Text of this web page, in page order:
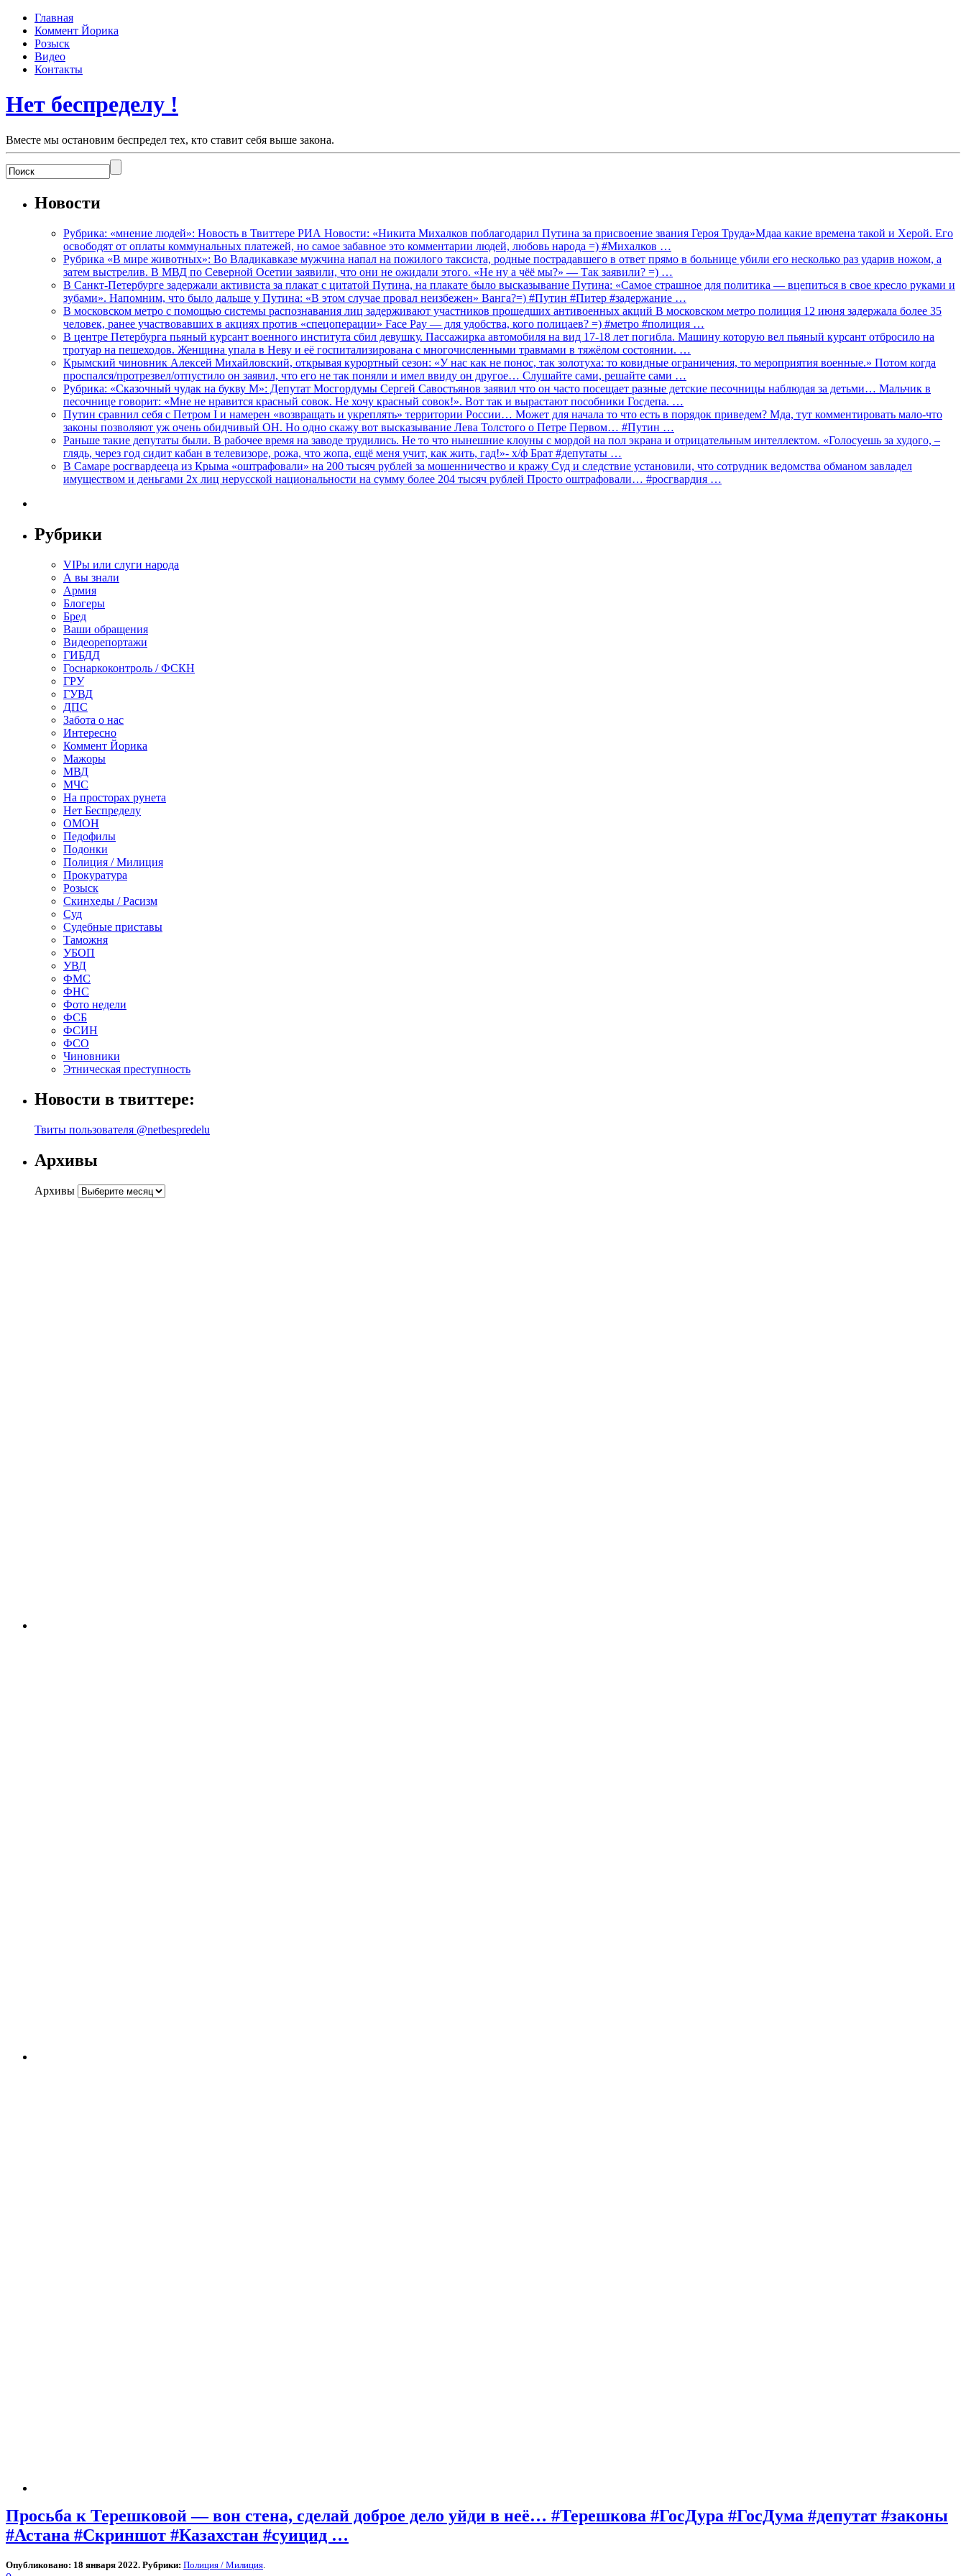
Главная
Коммент Йорика
Розыск
Видео
Контакты
Нет беспределу !
Вместе мы остановим беспредел тех, кто ставит себя выше закона.
Новости
Рубрика: «мнение людей»: Новость в Твиттере РИА Новости: «Никита Михалков поблагодарил Путина за присвоение звания Героя Труда»Мдаа какие времена такой и Херой. Его
освободят от оплаты коммунальных платежей, но самое забавное это комментарии людей, любовь народа =) #Михалков …
Рубрика «В мире животных»: Во Владикавказе мужчина напал на пожилого таксиста, родные пострадавшего в ответ прямо в больнице убили его несколько раз ударив ножом, а
затем выстрелив. В МВД по Северной Осетии заявили, что они не ожидали этого. «Не ну а чёё мы?» — Так заявили? =) …
В Санкт-Петербурге задержали активиста за плакат с цитатой Путина, на плакате было высказывание Путина: «Самое страшное для политика — вцепиться в свое кресло руками и
зубами». Напомним, что было дальше у Путина: «В этом случае провал неизбежен» Ванга?=) #Путин #Питер #задержание …
В московском метро с помощью системы распознавания лиц задерживают участников прошедших антивоенных акций В московском метро полиция 12 июня задержала более 35
человек, ранее участвовавших в акциях против «спецоперации» Face Pay — для удобства, кого полицаев? =) #метро #полиция …
В центре Петербурга пьяный курсант военного института сбил девушку. Пассажирка автомобиля на вид 17-18 лет погибла. Машину которую вел пьяный курсант отбросило на
тротуар на пешеходов. Женщина упала в Неву и её госпитализирована с многочисленными травмами в тяжёлом состоянии. …
Крымский чиновник Алексей Михайловский, открывая курортный сезон: «У нас как не понос, так золотуха: то ковидные ограничения, то мероприятия военные.» Потом когда
проспался/протрезвел/отпустило он заявил, что его не так поняли и имел ввиду он другое… Слушайте сами, решайте сами …
Рубрика: «Сказочный чудак на букву М»: Депутат Мосгордумы Сергей Савостьянов заявил что он часто посещает разные детские песочницы наблюдая за детьми… Мальчик в
песочнице говорит: «Мне не нравится красный совок. Не хочу красный совок!». Вот так и вырастают пособники Госдепа. …
Путин сравнил себя с Петром I и намерен «возвращать и укреплять» территории России… Может для начала то что есть в порядок приведем? Мда, тут комментировать мало-что
законы позволяют уж очень обидчивый ОН. Но одно скажу вот высказывание Лева Толстого о Петре Первом… #Путин …
Раньше такие депутаты были. В рабочее время на заводе трудились. Не то что нынешние клоуны с мордой на пол экрана и отрицательным интеллектом. «Голосуешь за худого, –
глядь, через год сидит кабан в телевизоре, рожа, что жопа, ещё меня учит, как жить, гад!»- х/ф Брат #депутаты …
В Самаре росгвардееца из Крыма «оштрафовали» на 200 тысяч рублей за мошенничество и кражу Суд и следствие установили, что сотрудник ведомства обманом завладел
имуществом и деньгами 2х лиц нерусской национальности на сумму более 204 тысяч рублей Просто оштрафовали… #росгвардия …
Рубрики
VIPы или слуги народа
А вы знали
Армия
Блогеры
Бред
Ваши обращения
Видеорепортажи
ГИБДД
Госнаркоконтроль / ФСКН
ГРУ
ГУВД
ДПС
Забота о нас
Интересно
Коммент Йорика
Мажоры
МВД
МЧС
На просторах рунета
Нет Беспределу
ОМОН
Педофилы
Подонки
Полиция / Милиция
Прокуратура
Розыск
Скинхеды / Расизм
Суд
Судебные приставы
Таможня
УБОП
УВД
ФМС
ФНС
Фото недели
ФСБ
ФСИН
ФСО
Чиновники
Этническая преступность
Новости в твиттере:
Твиты пользователя @netbespredelu
Архивы
Архивы
Просьба к Терешковой — вон стена, сделай доброе дело уйди в неё… #Терешкова #ГосДура #ГосДума #депутат #законы
#Астана #Скриншот #Казахстан #суицид …
Опубликовано: 18 января 2022. Рубрики: Полиция / Милиция